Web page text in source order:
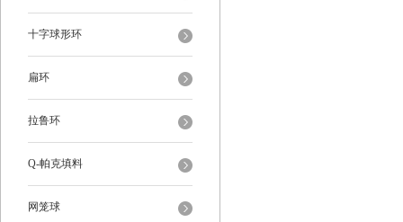
十字球形环
扁环
拉鲁环
Q-帕克填料
网笼球